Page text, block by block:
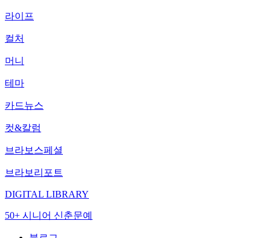
라이프
컬처
머니
테마
카드뉴스
컷&칼럼
브라보스페셜
브라보리포트
DIGITAL LIBRARY
50+ 시니어 신춘문예